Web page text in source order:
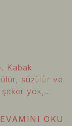
Kabak
süzülür ve
yok,
OKU